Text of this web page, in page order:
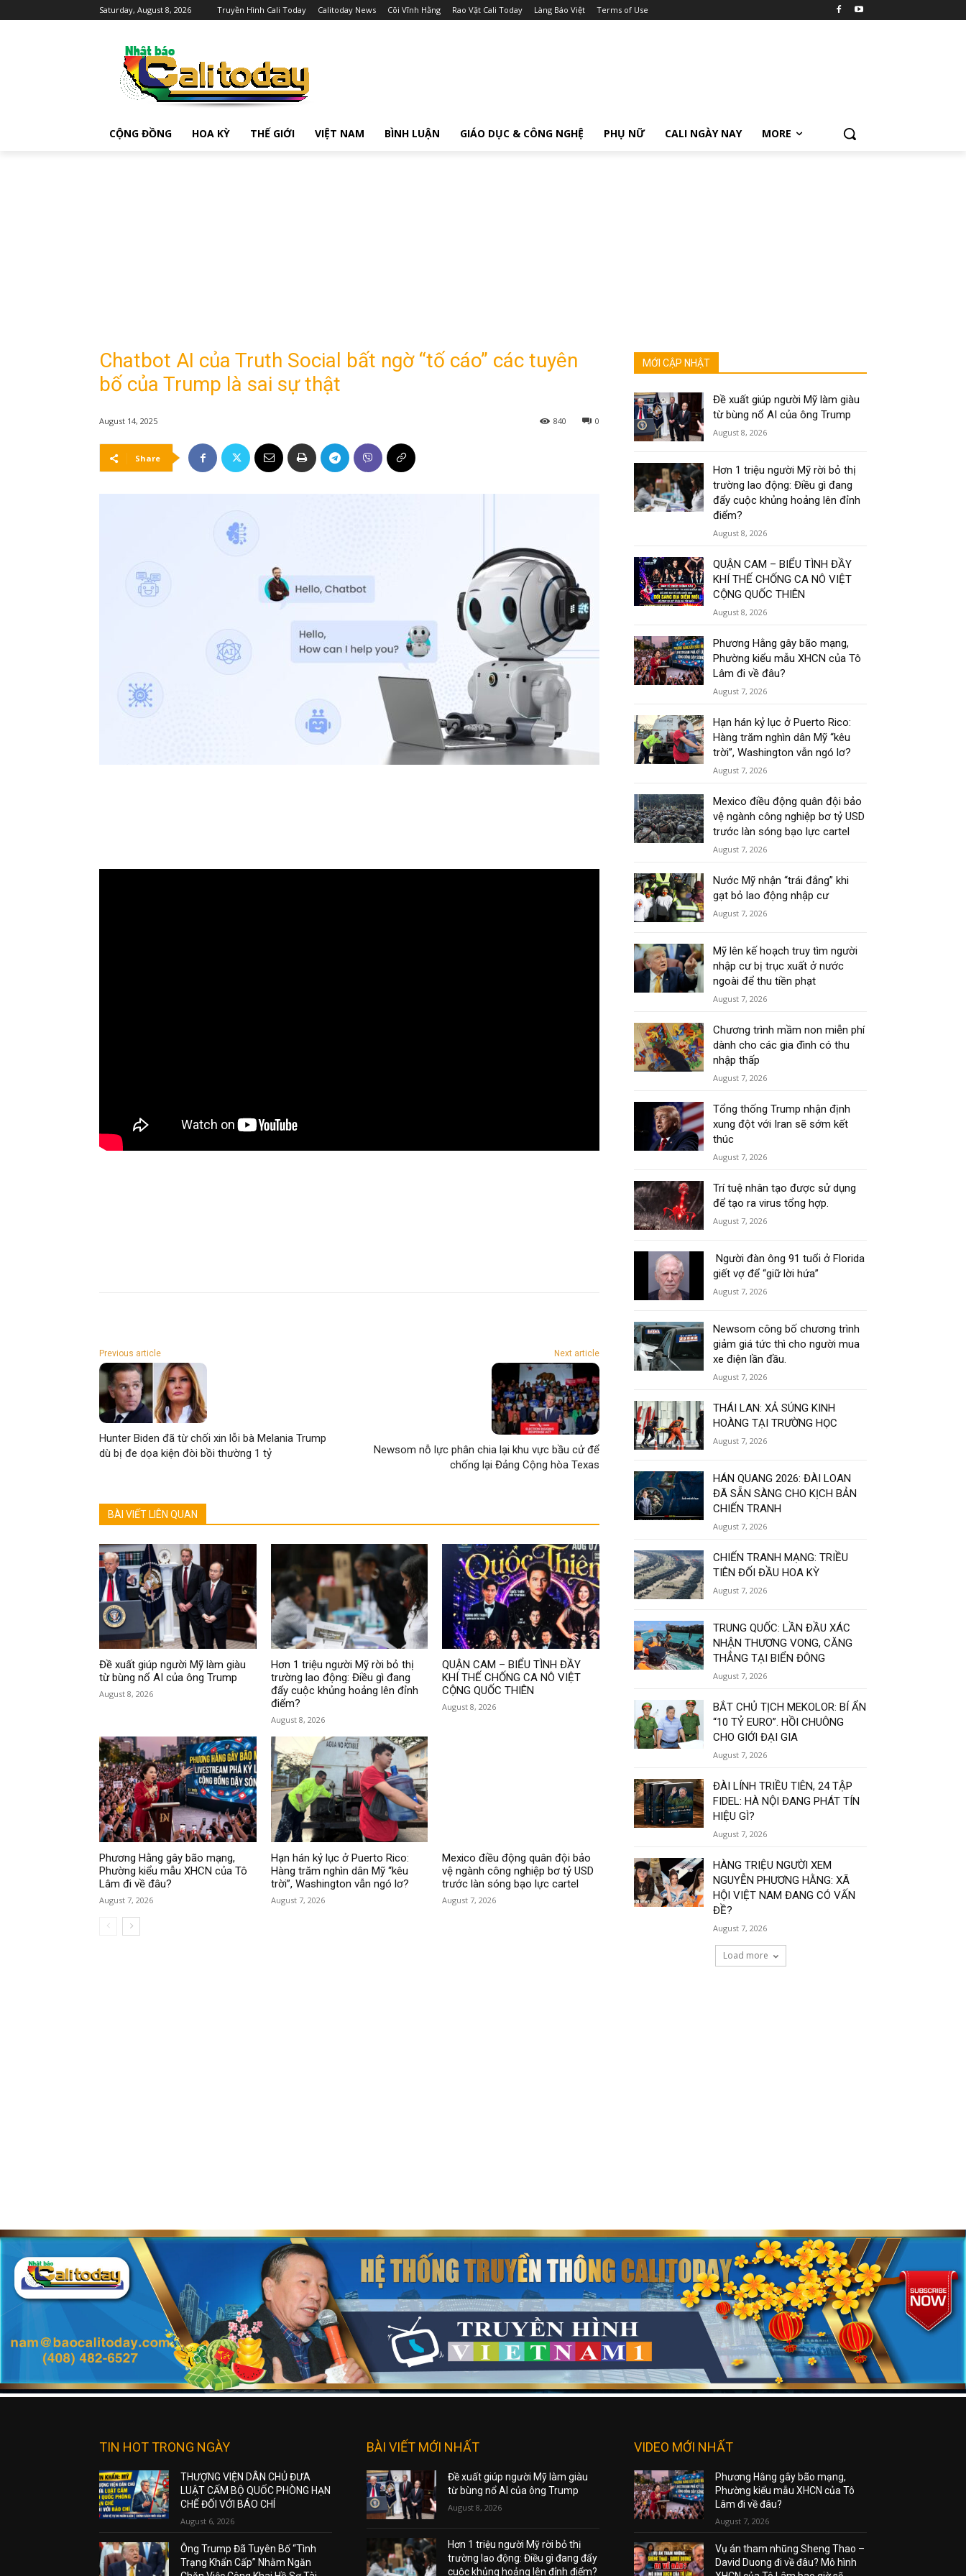
Saturday, August 8, 2026 Truyền Hình Cali Today Calitoday News Cõi Vĩnh Hằng Rao Vặt Cali Today Làng Báo Việt Terms of Use
CỘNG ĐỒNG HOA KỲ THẾ GIỚI VIỆT NAM BÌNH LUẬN GIÁO DỤC & CÔNG NGHỆ PHỤ NỮ CALI NGÀY NAY MORE
Chatbot AI của Truth Social bất ngờ “tố cáo” các tuyên
bố của Trump là sai sự thật
August 14, 2025 0
840
Share
Previous article
Hunter Biden đã từ chối xin lỗi bà Melania Trump
dù bị đe dọa kiện đòi bồi thường 1 tỷ
Next article
Newsom nỗ lực phân chia lại khu vực bầu cử để
chống lại Đảng Cộng hòa Texas
BÀI VIẾT LIÊN QUAN
Đề xuất giúp người Mỹ làm giàu
từ bùng nổ AI của ông Trump
August 8, 2026
Hơn 1 triệu người Mỹ rời bỏ thị
trường lao động: Điều gì đang
đẩy cuộc khủng hoảng lên đỉnh
điểm?
August 8, 2026
QUẬN CAM – BIỂU TÌNH ĐẦY
KHÍ THẾ CHỐNG CA NÔ VIỆT
CỘNG QUỐC THIÊN
August 8, 2026
Phương Hằng gây bão mạng,
Phường kiểu mẫu XHCN của Tô
Lâm đi về đâu?
August 7, 2026
Hạn hán kỷ lục ở Puerto Rico:
Hàng trăm nghìn dân Mỹ “kêu
trời”, Washington vẫn ngó lơ?
August 7, 2026
Mexico điều động quân đội bảo
vệ ngành công nghiệp bơ tỷ USD
trước làn sóng bạo lực cartel
August 7, 2026
MỚI CẬP NHẬT
Đề xuất giúp người Mỹ làm giàu
từ bùng nổ AI của ông Trump
August 8, 2026
Hơn 1 triệu người Mỹ rời bỏ thị
trường lao động: Điều gì đang
đẩy cuộc khủng hoảng lên đỉnh
điểm?
August 8, 2026
QUẬN CAM – BIỂU TÌNH ĐẦY
KHÍ THẾ CHỐNG CA NÔ VIỆT
CỘNG QUỐC THIÊN
August 8, 2026
Phương Hằng gây bão mạng,
Phường kiểu mẫu XHCN của Tô
Lâm đi về đâu?
August 7, 2026
Hạn hán kỷ lục ở Puerto Rico:
Hàng trăm nghìn dân Mỹ “kêu
trời”, Washington vẫn ngó lơ?
August 7, 2026
Mexico điều động quân đội bảo
vệ ngành công nghiệp bơ tỷ USD
trước làn sóng bạo lực cartel
August 7, 2026
Nước Mỹ nhận “trái đắng” khi
gạt bỏ lao động nhập cư
August 7, 2026
Mỹ lên kế hoạch truy tìm người
nhập cư bị trục xuất ở nước
ngoài để thu tiền phạt
August 7, 2026
Chương trình mầm non miễn phí
dành cho các gia đình có thu
nhập thấp
August 7, 2026
Tổng thống Trump nhận định
xung đột với Iran sẽ sớm kết
thúc
August 7, 2026
Trí tuệ nhân tạo được sử dụng
để tạo ra virus tổng hợp.
August 7, 2026
Người đàn ông 91 tuổi ở Florida
giết vợ để “giữ lời hứa”
August 7, 2026
Newsom công bố chương trình
giảm giá tức thì cho người mua
xe điện lần đầu.
August 7, 2026
THÁI LAN: XẢ SÚNG KINH
HOÀNG TẠI TRƯỜNG HỌC
August 7, 2026
HÁN QUANG 2026: ĐÀI LOAN
ĐÃ SẴN SÀNG CHO KỊCH BẢN
CHIẾN TRANH
August 7, 2026
CHIẾN TRANH MẠNG: TRIỀU
TIÊN ĐỐI ĐẦU HOA KỲ
August 7, 2026
TRUNG QUỐC: LẦN ĐẦU XÁC
NHẬN THƯƠNG VONG, CĂNG
THẲNG TẠI BIỂN ĐÔNG
August 7, 2026
BẮT CHỦ TỊCH MEKOLOR: BÍ ẨN
“10 TỶ EURO”. HỒI CHUÔNG
CHO GIỚI ĐẠI GIA
August 7, 2026
ĐÀI LÍNH TRIỀU TIÊN, 24 TẬP
FIDEL: HÀ NỘI ĐANG PHÁT TÍN
HIỆU GÌ?
August 7, 2026
HÀNG TRIỆU NGƯỜI XEM
NGUYỄN PHƯƠNG HẰNG: XÃ
HỘI VIỆT NAM ĐANG CÓ VẤN
ĐỀ?
August 7, 2026
Load more
TIN HOT TRONG NGÀY
THƯỢNG VIỆN DÂN CHỦ ĐƯA
LUẬT CẤM BỘ QUỐC PHÒNG HẠN
CHẾ ĐỐI VỚI BÁO CHÍ
August 6, 2026
Ông Trump Đã Tuyên Bố “Tình
Trạng Khẩn Cấp” Nhằm Ngăn
BÀI VIẾT MỚI NHẤT
Đề xuất giúp người Mỹ làm giàu
từ bùng nổ AI của ông Trump
August 8, 2026
Hơn 1 triệu người Mỹ rời bỏ thị
trường lao động: Điều gì đang đẩy
cuộc khủng hoảng lên đỉnh điểm?
VIDEO MỚI NHẤT
Phương Hằng gây bão mạng,
Phường kiểu mẫu XHCN của Tô
Lâm đi về đâu?
August 7, 2026
Vụ án tham nhũng Sheng Thao –
David Duong đi về đâu? Mô hình